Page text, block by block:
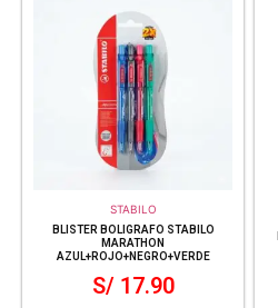
STABILO
BLISTER BOLIGRAFO STABILO
MARATHON
AZUL+ROJO+NEGRO+VERDE
S/17.90